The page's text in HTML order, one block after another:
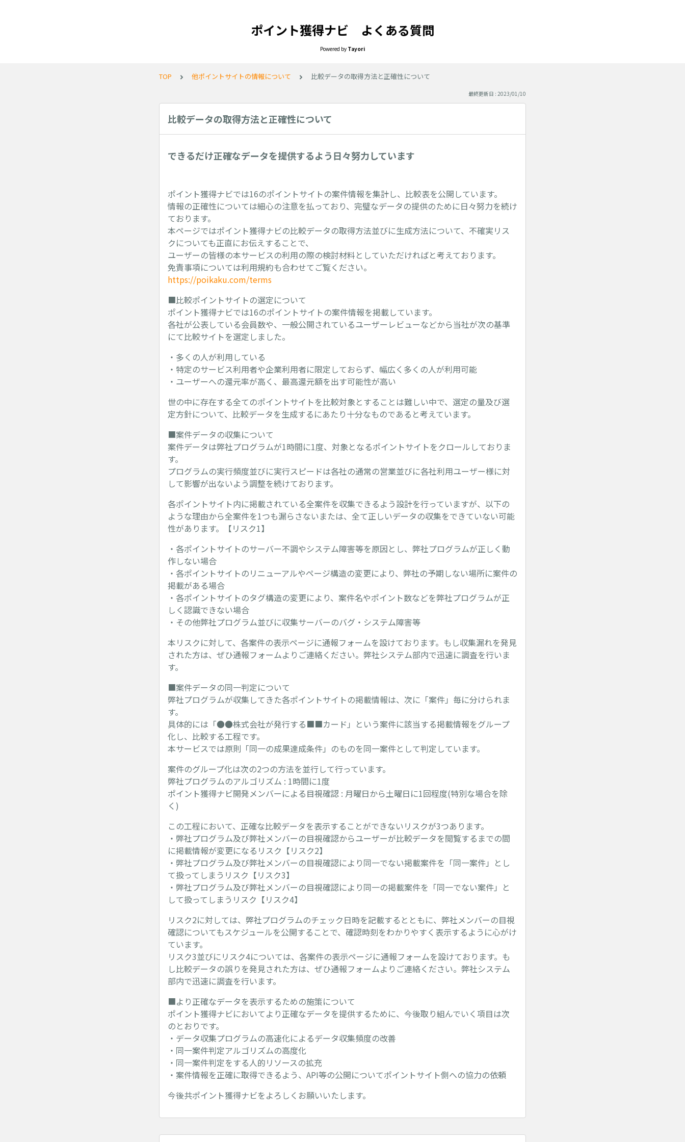
ポイント獲得ナビ よくある質問
Powered by Tayori
TOP 他ポイントサイトの情報について 比較データの取得方法と正確性について
最終更新日 : 2023/01/10
比較データの取得方法と正確性について
できるだけ正確なデータを提供するよう日々努力しています
ポイント獲得ナビでは16のポイントサイトの案件情報を集計し、比較表を公開しています。
情報の正確性については細心の注意を払っており、完璧なデータの提供のために日々努力を続け
ております。
本ページではポイント獲得ナビの比較データの取得方法並びに生成方法について、不確実リス
クについても正直にお伝えすることで、
ユーザーの皆様の本サービスの利用の際の検討材料としていただければと考えております。
免責事項については利用規約も合わせてご覧ください。
https://poikaku.com/terms
■比較ポイントサイトの選定について
ポイント獲得ナビでは16のポイントサイトの案件情報を掲載しています。
各社が公表している会員数や、一般公開されているユーザーレビューなどから当社が次の基準
にて比較サイトを選定しました。
・多くの人が利用している
・特定のサービス利用者や企業利用者に限定しておらず、幅広く多くの人が利用可能
・ユーザーへの還元率が高く、最高還元額を出す可能性が高い
世の中に存在する全てのポイントサイトを比較対象とすることは難しい中で、選定の量及び選
定方針について、比較データを生成するにあたり十分なものであると考えています。
■案件データの収集について
案件データは弊社プログラムが1時間に1度、対象となるポイントサイトをクロールしておりま
す。
プログラムの実行頻度並びに実行スピードは各社の通常の営業並びに各社利用ユーザー様に対
して影響が出ないよう調整を続けております。
各ポイントサイト内に掲載されている全案件を収集できるよう設計を行っていますが、以下の
ような理由から全案件を1つも漏らさないまたは、全て正しいデータの収集をできていない可能
性があります。【リスク1】
・各ポイントサイトのサーバー不調やシステム障害等を原因とし、弊社プログラムが正しく動
作しない場合
・各ポイントサイトのリニューアルやページ構造の変更により、弊社の予期しない場所に案件の
掲載がある場合
・各ポイントサイトのタグ構造の変更により、案件名やポイント数などを弊社プログラムが正
しく認識できない場合
・その他弊社プログラム並びに収集サーバーのバグ・システム障害等
本リスクに対して、各案件の表示ページに通報フォームを設けております。もし収集漏れを発見
された方は、ぜひ通報フォームよりご連絡ください。弊社システム部内で迅速に調査を行いま
す。
■案件データの同一判定について
弊社プログラムが収集してきた各ポイントサイトの掲載情報は、次に「案件」毎に分けられま
す。
具体的には「●●株式会社が発行する■■カード」という案件に該当する掲載情報をグループ
化し、比較する工程です。
本サービスでは原則「同一の成果達成条件」のものを同一案件として判定しています。
案件のグループ化は次の2つの方法を並行して行っています。
弊社プログラムのアルゴリズム : 1時間に1度
ポイント獲得ナビ開発メンバーによる目視確認 : 月曜日から土曜日に1回程度(特別な場合を除
く)
この工程において、正確な比較データを表示することができないリスクが3つあります。
・弊社プログラム及び弊社メンバーの目視確認からユーザーが比較データを閲覧するまでの間
に掲載情報が変更になるリスク【リスク2】
・弊社プログラム及び弊社メンバーの目視確認により同一でない掲載案件を「同一案件」とし
て扱ってしまうリスク【リスク3】
・弊社プログラム及び弊社メンバーの目視確認により同一の掲載案件を「同一でない案件」と
して扱ってしまうリスク【リスク4】
リスク2に対しては、弊社プログラムのチェック日時を記載するとともに、弊社メンバーの目視
確認についてもスケジュールを公開することで、確認時刻をわかりやすく表示するように心がけ
ています。
リスク3並びにリスク4については、各案件の表示ページに通報フォームを設けております。も
し比較データの誤りを発見された方は、ぜひ通報フォームよりご連絡ください。弊社システム
部内で迅速に調査を行います。
■より正確なデータを表示するための施策について
ポイント獲得ナビにおいてより正確なデータを提供するために、今後取り組んでいく項目は次
のとおりです。
・データ収集プログラムの高速化によるデータ収集頻度の改善
・同一案件判定アルゴリズムの高度化
・同一案件判定をする人的リソースの拡充
・案件情報を正確に取得できるよう、API等の公開についてポイントサイト側への協力の依頼
今後共ポイント獲得ナビをよろしくお願いいたします。